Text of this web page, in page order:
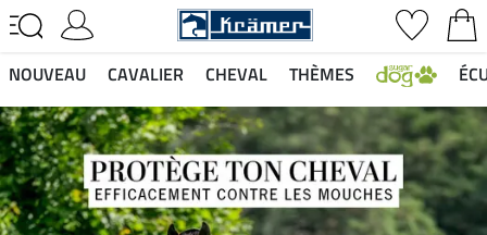
NOUVEAU CAVALIER CHEVAL THÈMES